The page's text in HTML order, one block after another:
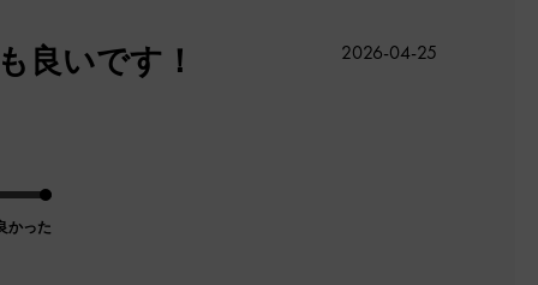
良いです！
かった
公
2026-04-25